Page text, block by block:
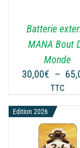
Batterie
MANA Bout
Monde
30,00€ –
TTC
LES
PEUVENT
ÊTRE
SUR
LA
PAGE
DU
PRODUIT
Edition 2026